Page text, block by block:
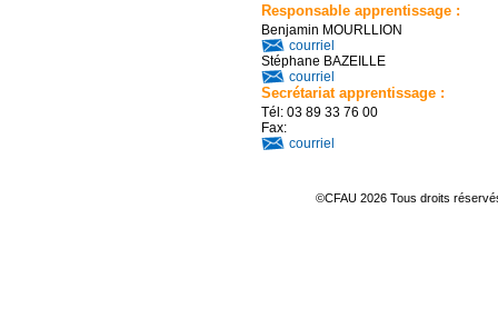
Responsable apprentissage :
Benjamin MOURLLION
courriel
Stéphane BAZEILLE
courriel
Secrétariat apprentissage :
Tél: 03 89 33 76 00
Fax:
courriel
©CFAU 2026 Tous droits